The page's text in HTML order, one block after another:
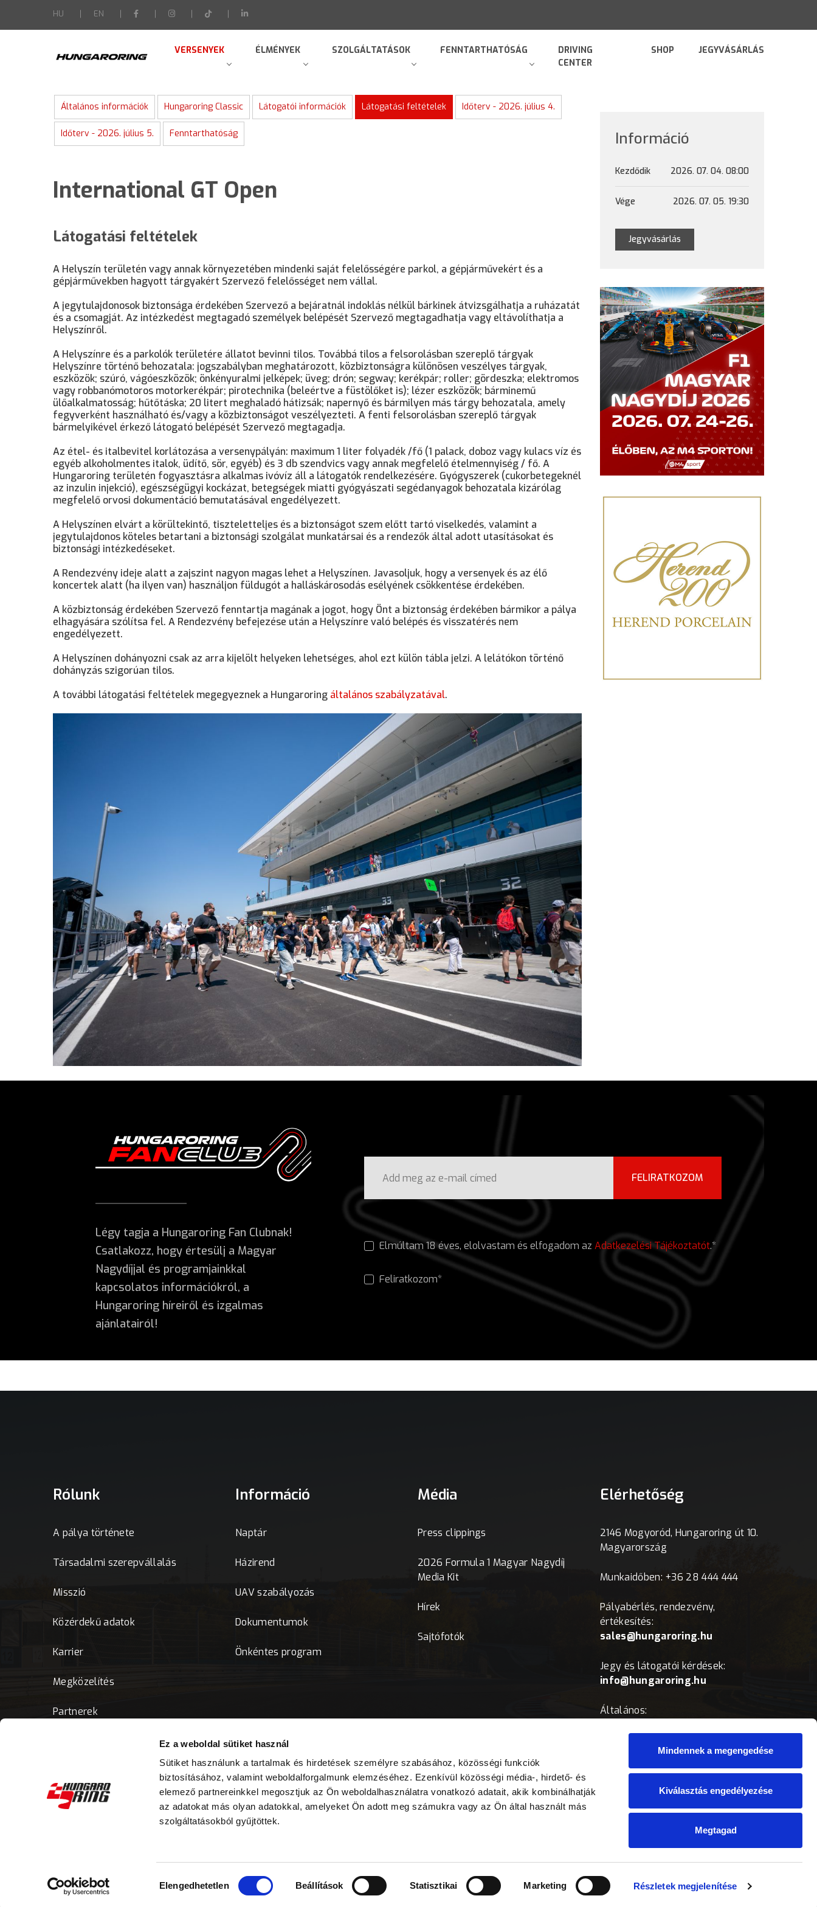
Ez a weboldal sütiket használ
Sütiket használunk a tartalmak és hirdetések személyre szabásához, közösségi funkciók
biztosításához, valamint weboldalforgalmunk elemzéséhez. Ezenkívül közösségi média-, hirdető- és
elemező partnereinkkel megosztjuk az Ön weboldalhasználatra vonatkozó adatait, akik kombinálhatják
az adatokat más olyan adatokkal, amelyeket Ön adott meg számukra vagy az Ön által használt más
szolgáltatásokból gyűjtöttek.
kiválasztása
Elengedhetetlen Beállítások Statisztikai Marketing Részletek megjelenítése
Mindennek a megengedése
Kiválasztás engedélyezése
Megtagad
HU EN
VERSENYEK ÉLMÉNYEK SZOLGÁLTATÁSOK FENNTARTHATÓSÁG
DRIVING
CENTER
SHOP JEGYVÁSÁRLÁS
Általános információk Hungaroring Classic Látogatói információk Látogatási feltételek Időterv - 2026. július 4.
Időterv - 2026. július 5. Fenntarthatóság
International GT Open
Látogatási feltételek
A Helyszín területén vagy annak környezetében mindenki saját felelősségére parkol, a gépjárművekért és a
gépjárművekben hagyott tárgyakért Szervező felelősséget nem vállal.
A jegytulajdonosok biztonsága érdekében Szervező a bejáratnál indoklás nélkül bárkinek átvizsgálhatja a ruházatát
és a csomagját. Az intézkedést megtagadó személyek belépését Szervező megtagadhatja vagy eltávolíthatja a
Helyszínről.
A Helyszínre és a parkolók területére állatot bevinni tilos. Továbbá tilos a felsorolásban szereplő tárgyak
Helyszínre történő behozatala: jogszabályban meghatározott, közbiztonságra különösen veszélyes tárgyak,
eszközök; szúró, vágóeszközök; önkényuralmi jelképek; üveg; drón; segway; kerékpár; roller; gördeszka; elektromos
vagy robbanómotoros motorkerékpár; pirotechnika (beleértve a füstölőket is); lézer eszközök; bárminemű
ülőalkalmatosság; hűtőtáska; 20 litert meghaladó hátizsák; napernyő és bármilyen más tárgy behozatala, amely
fegyverként használható és/vagy a közbiztonságot veszélyezteti. A fenti felsorolásban szereplő tárgyak
bármelyikével érkező látogató belépését Szervező megtagadja.
Az étel- és italbevitel korlátozása a versenypályán: maximum 1 liter folyadék /fő (1 palack, doboz vagy kulacs víz és
egyéb alkoholmentes italok, üdítő, sör, egyéb) és 3 db szendvics vagy annak megfelelő ételmennyiség / fő. A
Hungaroring területén fogyasztásra alkalmas ivóvíz áll a látogatók rendelkezésére. Gyógyszerek (cukorbetegeknél
az inzulin injekció), egészségügyi kockázat, betegségek miatti gyógyászati segédanyagok behozatala kizárólag
megfelelő orvosi dokumentáció bemutatásával engedélyezett.
A Helyszínen elvárt a körültekintő, tiszteletteljes és a biztonságot szem előtt tartó viselkedés, valamint a
jegytulajdonos köteles betartani a biztonsági szolgálat munkatársai és a rendezők által adott utasításokat és
biztonsági intézkedéseket.
A Rendezvény ideje alatt a zajszint nagyon magas lehet a Helyszínen. Javasoljuk, hogy a versenyek és az élő
koncertek alatt (ha ilyen van) használjon füldugót a halláskárosodás esélyének csökkentése érdekében.
A közbiztonság érdekében Szervező fenntartja magának a jogot, hogy Önt a biztonság érdekében bármikor a pálya
elhagyására szólítsa fel. A Rendezvény befejezése után a Helyszínre való belépés és visszatérés nem
engedélyezett.
A Helyszínen dohányozni csak az arra kijelölt helyeken lehetséges, ahol ezt külön tábla jelzi. A lelátókon történő
dohányzás szigorúan tilos.
A további látogatási feltételek megegyeznek a Hungaroring általános szabályzatával.
Információ
Kezdődik 2026. 07. 04. 08:00
Vége 2026. 07. 05. 19:30
Jegyvásárlás
Légy tagja a Hungaroring Fan Clubnak!
Csatlakozz, hogy értesülj a Magyar
Nagydíjjal és programjainkkal
kapcsolatos információkról, a
Hungaroring híreiről és izgalmas
ajánlatairól!
FELIRATKOZOM
Elmúltam 18 éves, elolvastam és elfogadom az Adatkezelési Tájékoztatót.*
Feliratkozom*
Rólunk
A pálya története
Társadalmi szerepvállalás
Misszió
Közérdekű adatok
Karrier
Megközelítés
Partnerek
Információ
Naptár
Házirend
UAV szabályozás
Dokumentumok
Önkéntes program
Média
Press clippings
2026 Formula 1 Magyar Nagydíj
Media Kit
Hírek
Sajtófotók
Elérhetőség
2146 Mogyoród, Hungaroring út 10.
Magyarország
Munkaidőben: +36 28 444 444
Pályabérlés, rendezvény,
értékesítés:
sales@hungaroring.hu
Jegy és látogatói kérdések:
info@hungaroring.hu
Általános:
© 2026Hungaroring Sport ZRt.